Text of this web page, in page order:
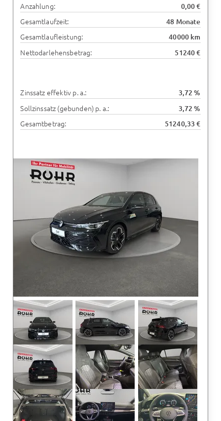
Anzahlung: 0,00 €
Gesamtlaufzeit: 48 Monate
Gesamtlaufleistung: 40000 km
Nettodarlehensbetrag: 51240 €
Zinssatz effektiv p. a.: 3,72 %
Sollzinssatz (gebunden) p. a.: 3,72 %
Gesamtbetrag: 51240,33 €